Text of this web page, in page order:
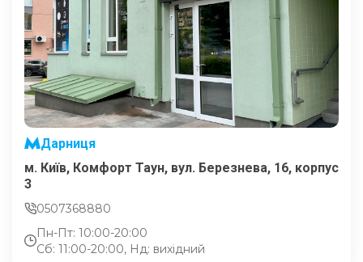
Дарниця
м. Київ, Комфорт Таун, вул. Березнева, 16, корпус
3
0507368880
Пн-Пт: 10:00-20:00
Сб: 11:00-20:00, Нд: вихідний